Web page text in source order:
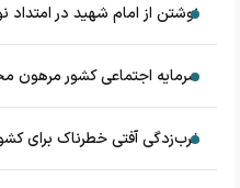
نوشتن از امام شهید در
سرمایه اجتماعی کشور
غرب‌زدگی آفتی خطرناک برای